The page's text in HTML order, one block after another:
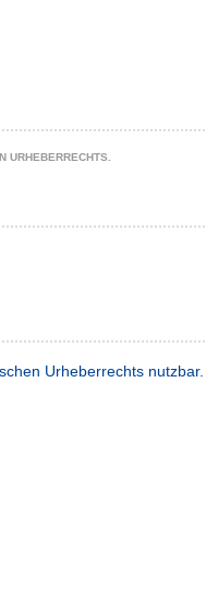
URHEBERRECHTS.
Urheberrechts nutzbar.